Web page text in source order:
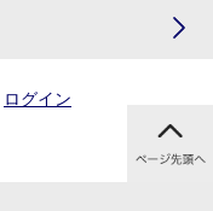
ログイン